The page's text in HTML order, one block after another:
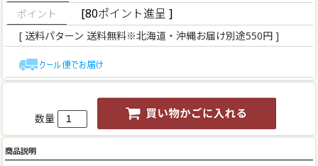
[80ポイント進呈 ]
[ 送料パターン 送料無料※北海道・沖縄お届け別途550円 ]
数量
商品説明